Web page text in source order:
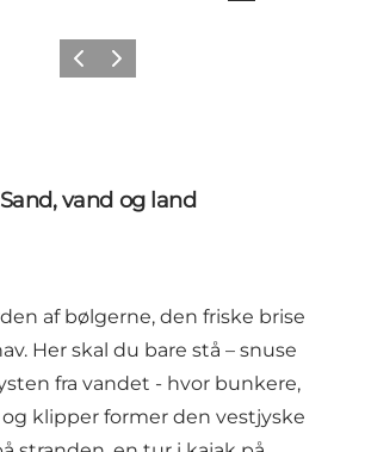
ForrigeNæste
Sand, vand og land
af bølgerne, den friske brise
Her skal du bare stå – snuse
fra vandet - hvor bunkere,
klipper former den vestjyske